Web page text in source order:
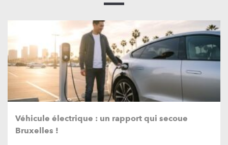
Véhicule électrique : un rapport qui secoue
Bruxelles !